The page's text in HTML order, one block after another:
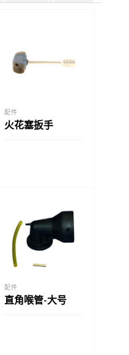
配件
火花塞扳手
配件
直角喉管-大号